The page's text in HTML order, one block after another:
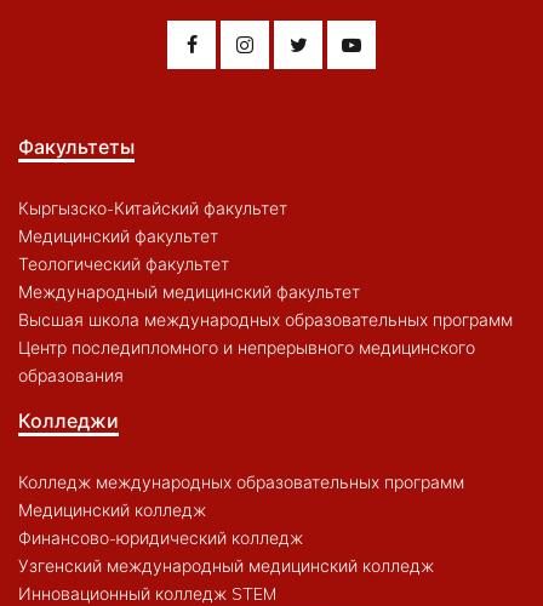
Факультеты
Кыргызско-Китайский факультет
Медицинский факультет
Теологический факультет
Международный медицинский факультет
Высшая школа международных образовательных программ
Центр последипломного и непрерывного медицинского
образования
Колледжи
Колледж международных образовательных программ
Медицинский колледж
Финансово-юридический колледж
Узгенский международный медицинский колледж
Инновационный колледж STEM